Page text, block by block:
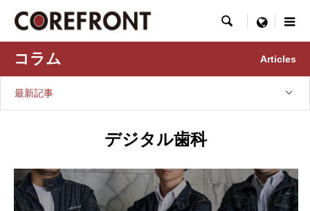
 menu
コラム Articles
最新記事
デジタル歯科